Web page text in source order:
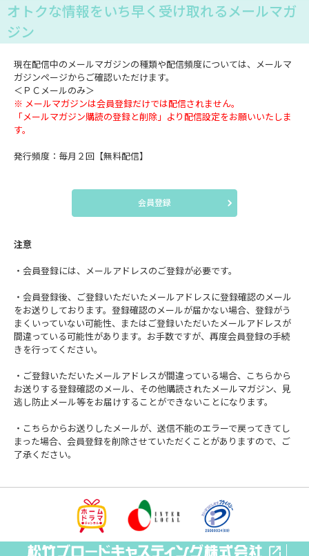
オトクな情報をいち早く受け取れるメールマガ
ジン
現在配信中のメールマガジンの種類や配信頻度については、メールマ
ガジンページからご確認いただけます。
＜ＰＣメールのみ＞
※ メールマガジンは会員登録だけでは配信されません。
「メールマガジン購読の登録と削除」より配信設定をお願いいたしま
す。
発行頻度：毎月２回【無料配信】
会員登録
注意
・会員登録には、メールアドレスのご登録が必要です。
・会員登録後、ご登録いただいたメールアドレスに登録確認のメール
をお送りしております。登録確認のメールが届かない場合、登録がう
まくいっていない可能性、またはご登録いただいたメールアドレスが
間違っている可能性があります。お手数ですが、再度会員登録の手続
きを行ってください。
・ご登録いただいたメールアドレスが間違っている場合、こちらから
お送りする登録確認のメール、その他購読されたメールマガジン、見
逃し防止メール等をお届けすることができないことになります。
・こちらからお送りしたメールが、送信不能のエラーで戻ってきてし
まった場合、会員登録を削除させていただくことがありますので、ご
了承ください。